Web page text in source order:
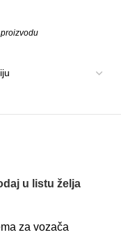
u listu želja
za vozača